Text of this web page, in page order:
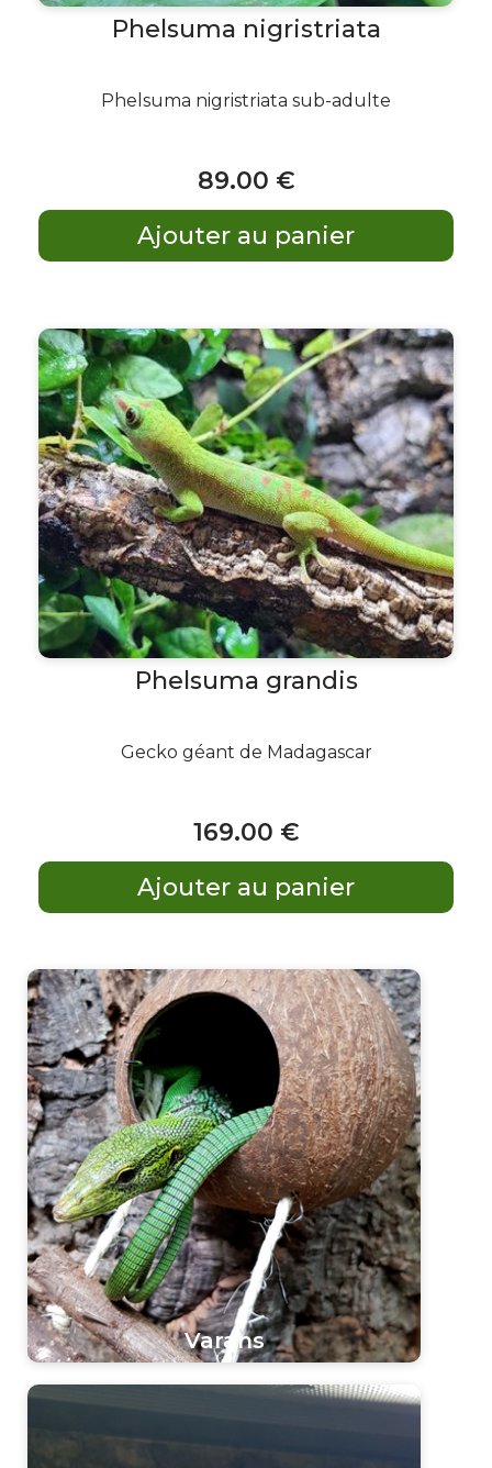
Phelsuma nigristriata
Phelsuma nigristriata sub-adulte
89.00 €
Phelsuma grandis
Gecko géant de Madagascar
169.00 €
Varans